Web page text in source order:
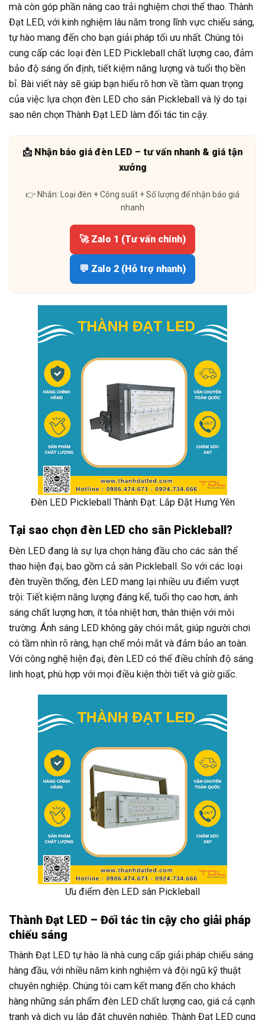
mà còn góp phần nâng cao trải nghiệm chơi thể thao. Thành
Đạt LED, với kinh nghiệm lâu năm trong lĩnh vực chiếu sáng,
tự hào mang đến cho bạn giải pháp tối ưu nhất. Chúng tôi
cung cấp các loại đèn LED Pickleball chất lượng cao, đảm
bảo độ sáng ổn định, tiết kiệm năng lượng và tuổi thọ bền
bỉ. Bài viết này sẽ giúp bạn hiểu rõ hơn về tầm quan trọng
của việc lựa chọn đèn LED cho sân Pickleball và lý do tại
sao nên chọn Thành Đạt LED làm đối tác tin cậy.
📩 Nhận báo giá đèn LED – tư vấn nhanh & giá tận
xưởng
👉 Nhắn: Loại đèn + Công suất + Số lượng để nhận báo giá
nhanh
🚀 Zalo 1 (Tư vấn chính)
💬 Zalo 2 (Hỗ trợ nhanh)
Đèn LED Pickleball Thành Đạt: Lắp Đặt Hưng Yên
Tại sao chọn đèn LED cho sân Pickleball?
Đèn LED đang là sự lựa chọn hàng đầu cho các sân thể
thao hiện đại, bao gồm cả sân Pickleball. So với các loại
đèn truyền thống, đèn LED mang lại nhiều ưu điểm vượt
trội: Tiết kiệm năng lượng đáng kể, tuổi thọ cao hơn, ánh
sáng chất lượng hơn, ít tỏa nhiệt hơn, thân thiện với môi
trường. Ánh sáng LED không gây chói mắt, giúp người chơi
có tầm nhìn rõ ràng, hạn chế mỏi mắt và đảm bảo an toàn.
Với công nghệ hiện đại, đèn LED có thể điều chỉnh độ sáng
linh hoạt, phù hợp với mọi điều kiện thời tiết và giờ giấc.
Ưu điểm đèn LED sân Pickleball
Thành Đạt LED – Đối tác tin cậy cho giải pháp
chiếu sáng
Thành Đạt LED tự hào là nhà cung cấp giải pháp chiếu sáng
hàng đầu, với nhiều năm kinh nghiệm và đội ngũ kỹ thuật
chuyên nghiệp. Chúng tôi cam kết mang đến cho khách
hàng những sản phẩm đèn LED chất lượng cao, giá cả cạnh
tranh và dịch vụ lắp đặt chuyên nghiệp. Thành Đạt LED cung